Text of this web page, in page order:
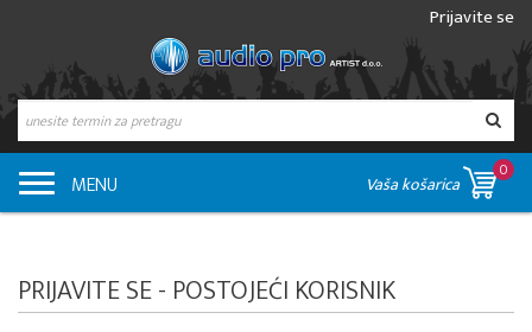
Prijavite se
MENU Vaša košarica
0
PRIJAVITE SE - POSTOJEĆI KORISNIK